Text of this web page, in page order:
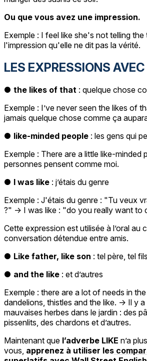
Ou que vous avez une impression.
Exemple : I feel like she's not telling
l'impression qu'elle ne dit pas la vérité.
LES EXPRESSIONS AVEC
● the likes of that : quelque chose
Exemple : I’ve never seen the likes of
jamais quelque chose comme ça
● like-minded people : les gens qui
Exemple : There are a little like-minded
personnes pensent comme moi.
● I was like : j’étais du genre
Exemple : J'étais du genre : "Tu veux
?" -> I was like : "do you really want to
Cette expression est utilisée à l’oral au
conversation détendue entre amis.
● Like father, like son : tel père, tel
● and the like : et d’autres
Exemple : there are a lot of needs in the
dandelions, thistles and the like. -> Il y
mauvaises herbes dans le jardin : des
pissenlits, des chardons et d’autres.
Maintenant que l’adverbe LIKE n’a
vous, apprenez à utiliser les